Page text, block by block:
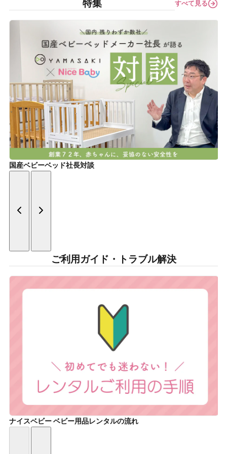
特集 すべて見る
国産ベビーベッド社長対談
ご利用ガイド・トラブル解決
ナイスベビー ベビー用品レンタルの流れ